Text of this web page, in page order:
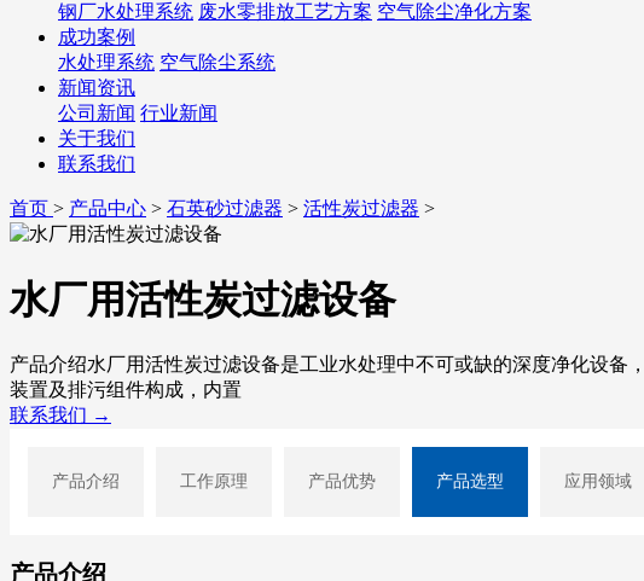
钢厂水处理系统 废水零排放工艺方案 空气除尘净化方案
成功案例
水处理系统 空气除尘系统
新闻资讯
公司新闻 行业新闻
关于我们
联系我们
首页 > 产品中心 > 石英砂过滤器 > 活性炭过滤器 >
水厂用活性炭过滤设备
产品介绍水厂用活性炭过滤设备是工业水处理中不可或缺的深度净化设备
装置及排污组件构成，内置
联系我们 →
产品介绍 工作原理 产品优势 产品选型 应用领域
产品介绍